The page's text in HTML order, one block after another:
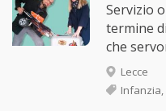
Servizio
termine
che
Lecce